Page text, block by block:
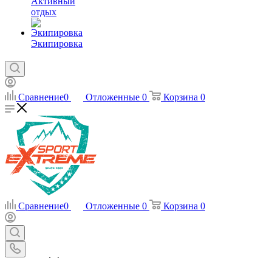
отдых
Экипировка
Сравнение0 Отложенные 0 Корзина 0
Сравнение0 Отложенные 0 Корзина 0